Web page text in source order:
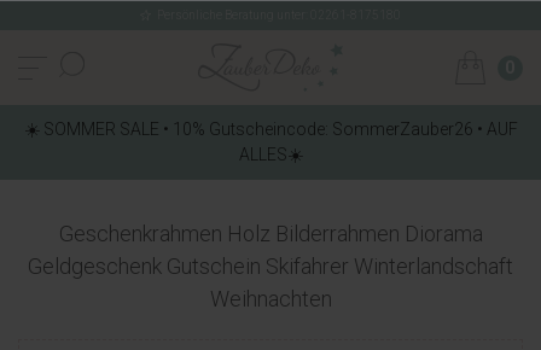
☀️ SOMMER SALE • 10% Gutscheincode: SommerZauber26 • AUF
ALLES☀️
Geschenkrahmen Holz Bilderrahmen Diorama
Geldgeschenk Gutschein Skifahrer Winterlandschaft
Weihnachten